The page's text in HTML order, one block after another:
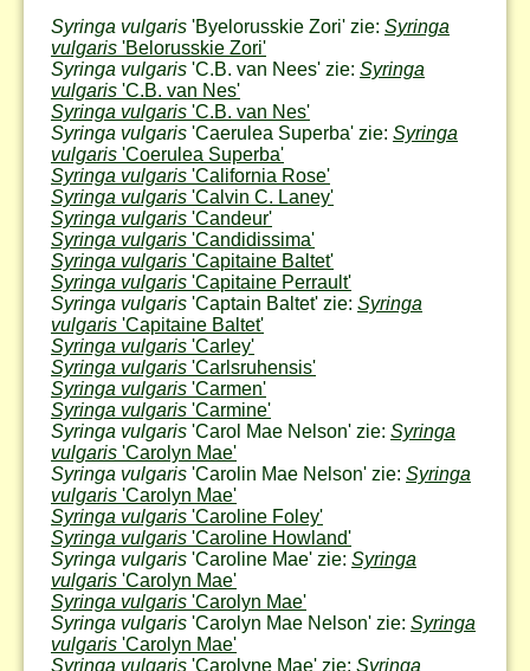
Syringa vulgaris 'Byelorusskie Zori' zie: Syringa
vulgaris 'Belorusskie Zori'
Syringa vulgaris 'C.B. van Nees' zie: Syringa
vulgaris 'C.B. van Nes'
Syringa vulgaris 'C.B. van Nes'
Syringa vulgaris 'Caerulea Superba' zie: Syringa
vulgaris 'Coerulea Superba'
Syringa vulgaris 'California Rose'
Syringa vulgaris 'Calvin C. Laney'
Syringa vulgaris 'Candeur'
Syringa vulgaris 'Candidissima'
Syringa vulgaris 'Capitaine Baltet'
Syringa vulgaris 'Capitaine Perrault'
Syringa vulgaris 'Captain Baltet' zie: Syringa
vulgaris 'Capitaine Baltet'
Syringa vulgaris 'Carley'
Syringa vulgaris 'Carlsruhensis'
Syringa vulgaris 'Carmen'
Syringa vulgaris 'Carmine'
Syringa vulgaris 'Carol Mae Nelson' zie: Syringa
vulgaris 'Carolyn Mae'
Syringa vulgaris 'Carolin Mae Nelson' zie: Syringa
vulgaris 'Carolyn Mae'
Syringa vulgaris 'Caroline Foley'
Syringa vulgaris 'Caroline Howland'
Syringa vulgaris 'Caroline Mae' zie: Syringa
vulgaris 'Carolyn Mae'
Syringa vulgaris 'Carolyn Mae'
Syringa vulgaris 'Carolyn Mae Nelson' zie: Syringa
vulgaris 'Carolyn Mae'
Syringa vulgaris 'Carolyne Mae' zie: Syringa